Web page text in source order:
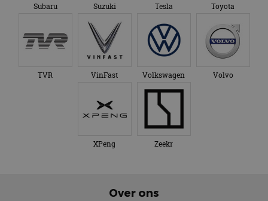
Subaru Suzuki Tesla Toyota
TVR VinFast Volkswagen Volvo
XPeng Zeekr
Over ons